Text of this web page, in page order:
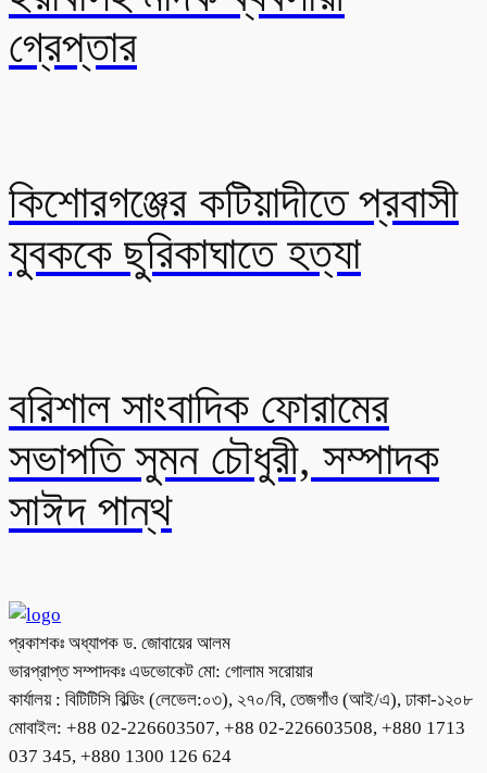
গ্রেপ্তার
কিশোরগঞ্জের কটিয়াদীতে প্রবাসী
যুবককে ছুরিকাঘাতে হত্যা
বরিশাল সাংবাদিক ফোরামের
সভাপতি সুমন চৌধুরী, সম্পাদক
সাঈদ পান্থ
প্রকাশকঃ অধ্যাপক ড. জোবায়ের আলম
ভারপ্রাপ্ত সম্পাদকঃ এডভোকেট মো: গোলাম সরোয়ার
কার্যালয় : বিটিটিসি বিল্ডিং (লেভেল:০৩), ২৭০/বি, তেজগাঁও (আই/এ), ঢাকা-১২০৮
মোবাইল: +88 02-226603507, +88 02-226603508, +880 1713
037 345, +880 1300 126 624